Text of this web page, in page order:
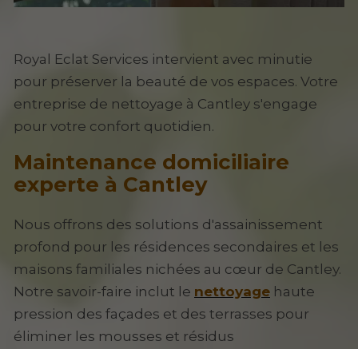
Royal Eclat Services intervient avec minutie
pour préserver la beauté de vos espaces. Votre
entreprise de nettoyage à Cantley s'engage
pour votre confort quotidien.
Maintenance domiciliaire
experte à Cantley
Nous offrons des solutions d'assainissement
profond pour les résidences secondaires et les
maisons familiales nichées au cœur de Cantley.
Notre savoir-faire inclut le nettoyage haute
pression des façades et des terrasses pour
éliminer les mousses et résidus